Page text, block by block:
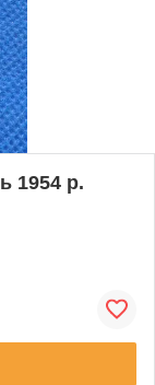
1954 р.